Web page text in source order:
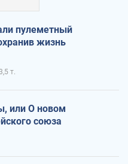
пулеметный
жизнь
т.
или О новом
союза